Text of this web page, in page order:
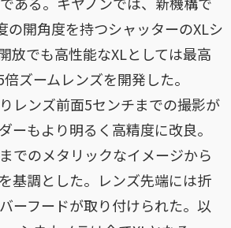
の開角度を持つシャッターのXLシ
放でも高性能なXLとしては最高
ズームレンズを開発した。
レンズ前面5センチまでの撮影が
ーもより明るく高精度に改良。
でのメタリックなイメージから
基調とした。レンズ先端には折
ーフードが取り付けられた。以